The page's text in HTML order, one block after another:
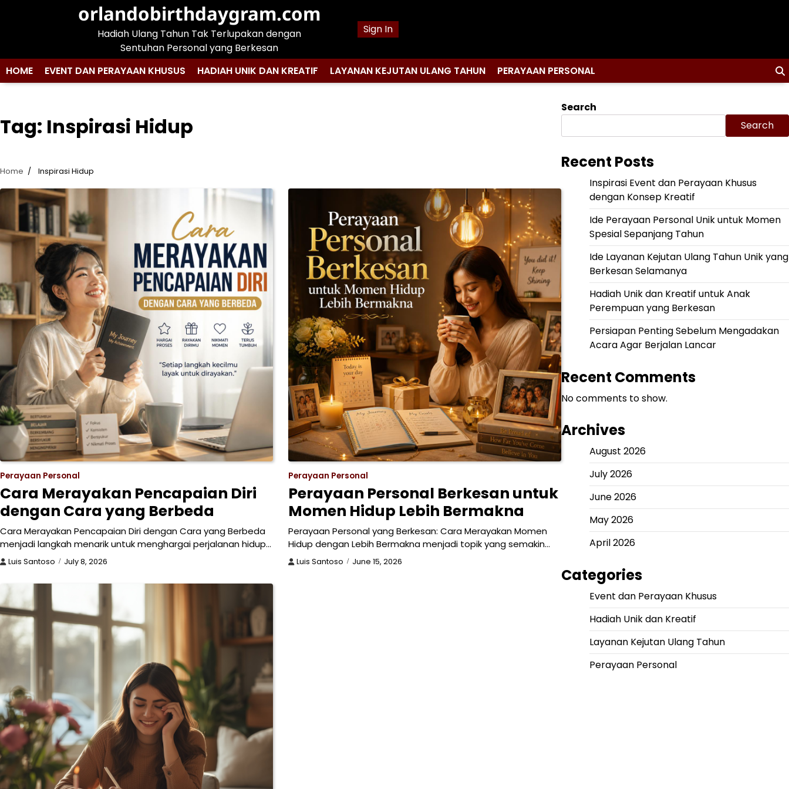
orlandobirthdaygram.com
Hadiah Ulang Tahun Tak Terlupakan dengan
Sentuhan Personal yang Berkesan
Sign In
HOME EVENT DAN PERAYAAN KHUSUS HADIAH UNIK DAN KREATIF LAYANAN KEJUTAN ULANG TAHUN PERAYAAN PERSONAL
Tag: Inspirasi Hidup
Home Inspirasi Hidup
Perayaan Personal
Cara Merayakan Pencapaian Diri
dengan Cara yang Berbeda
Cara Merayakan Pencapaian Diri dengan Cara yang Berbeda
menjadi langkah menarik untuk menghargai perjalanan hidup…
Luis Santoso July 8, 2026
Perayaan Personal
Perayaan Personal Berkesan untuk
Momen Hidup Lebih Bermakna
Perayaan Personal yang Berkesan: Cara Merayakan Momen
Hidup dengan Lebih Bermakna menjadi topik yang semakin…
Luis Santoso June 15, 2026
Search
Search
Recent Posts
Inspirasi Event dan Perayaan Khusus
dengan Konsep Kreatif
Ide Perayaan Personal Unik untuk Momen
Spesial Sepanjang Tahun
Ide Layanan Kejutan Ulang Tahun Unik yang
Berkesan Selamanya
Hadiah Unik dan Kreatif untuk Anak
Perempuan yang Berkesan
Persiapan Penting Sebelum Mengadakan
Acara Agar Berjalan Lancar
Recent Comments
No comments to show.
Archives
August 2026
July 2026
June 2026
May 2026
April 2026
Categories
Event dan Perayaan Khusus
Hadiah Unik dan Kreatif
Layanan Kejutan Ulang Tahun
Perayaan Personal